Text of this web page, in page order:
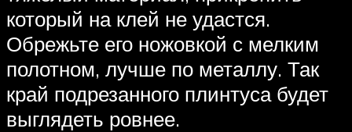
который на клей не удастся.
Обрежьте его ножовкой с мелким
полотном, лучше по металлу. Так
край подрезанного плинтуса будет
выглядеть ровнее.